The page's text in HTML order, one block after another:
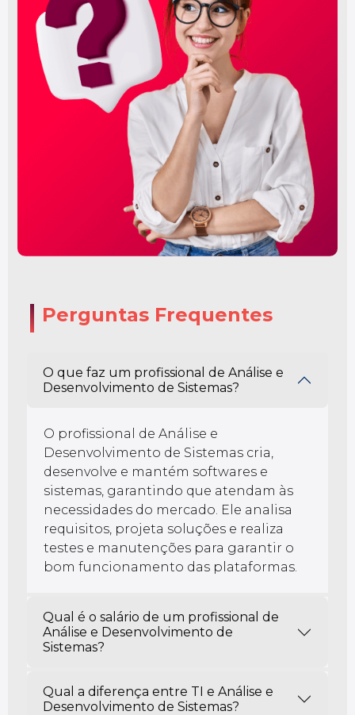
Perguntas Frequentes
O que faz um profissional de Análise e
Desenvolvimento de Sistemas?
O profissional de Análise e
Desenvolvimento de Sistemas cria,
desenvolve e mantém softwares e
sistemas, garantindo que atendam às
necessidades do mercado. Ele analisa
requisitos, projeta soluções e realiza
testes e manutenções para garantir o
bom funcionamento das plataformas.
Qual é o salário de um profissional de
Análise e Desenvolvimento de
Sistemas?
Qual a diferença entre TI e Análise e
Desenvolvimento de Sistemas?